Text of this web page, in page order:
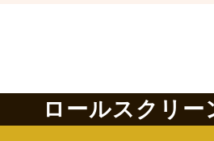
ロールスクリー